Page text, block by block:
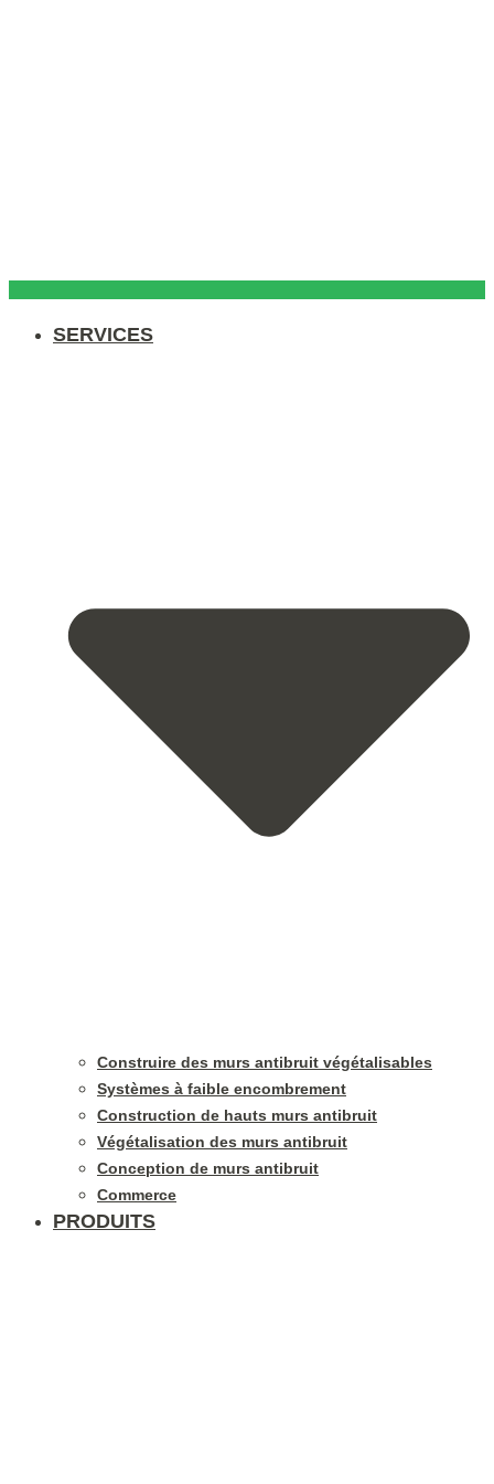
SERVICES
Construire des murs antibruit végétalisables
Systèmes à faible encombrement
Construction de hauts murs antibruit
Végétalisation des murs antibruit
Conception de murs antibruit
Commerce
PRODUITS